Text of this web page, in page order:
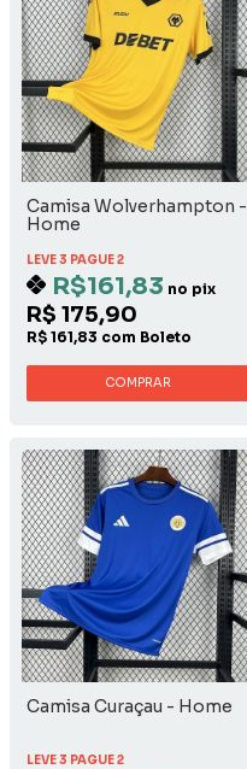
Camisa Wolverhampton -
Home
LEVE 3 PAGUE 2
R$161,83 no pix
R$ 175,90
R$ 161,83 com Boleto
COMPRAR
Camisa Curaçau - Home
LEVE 3 PAGUE 2